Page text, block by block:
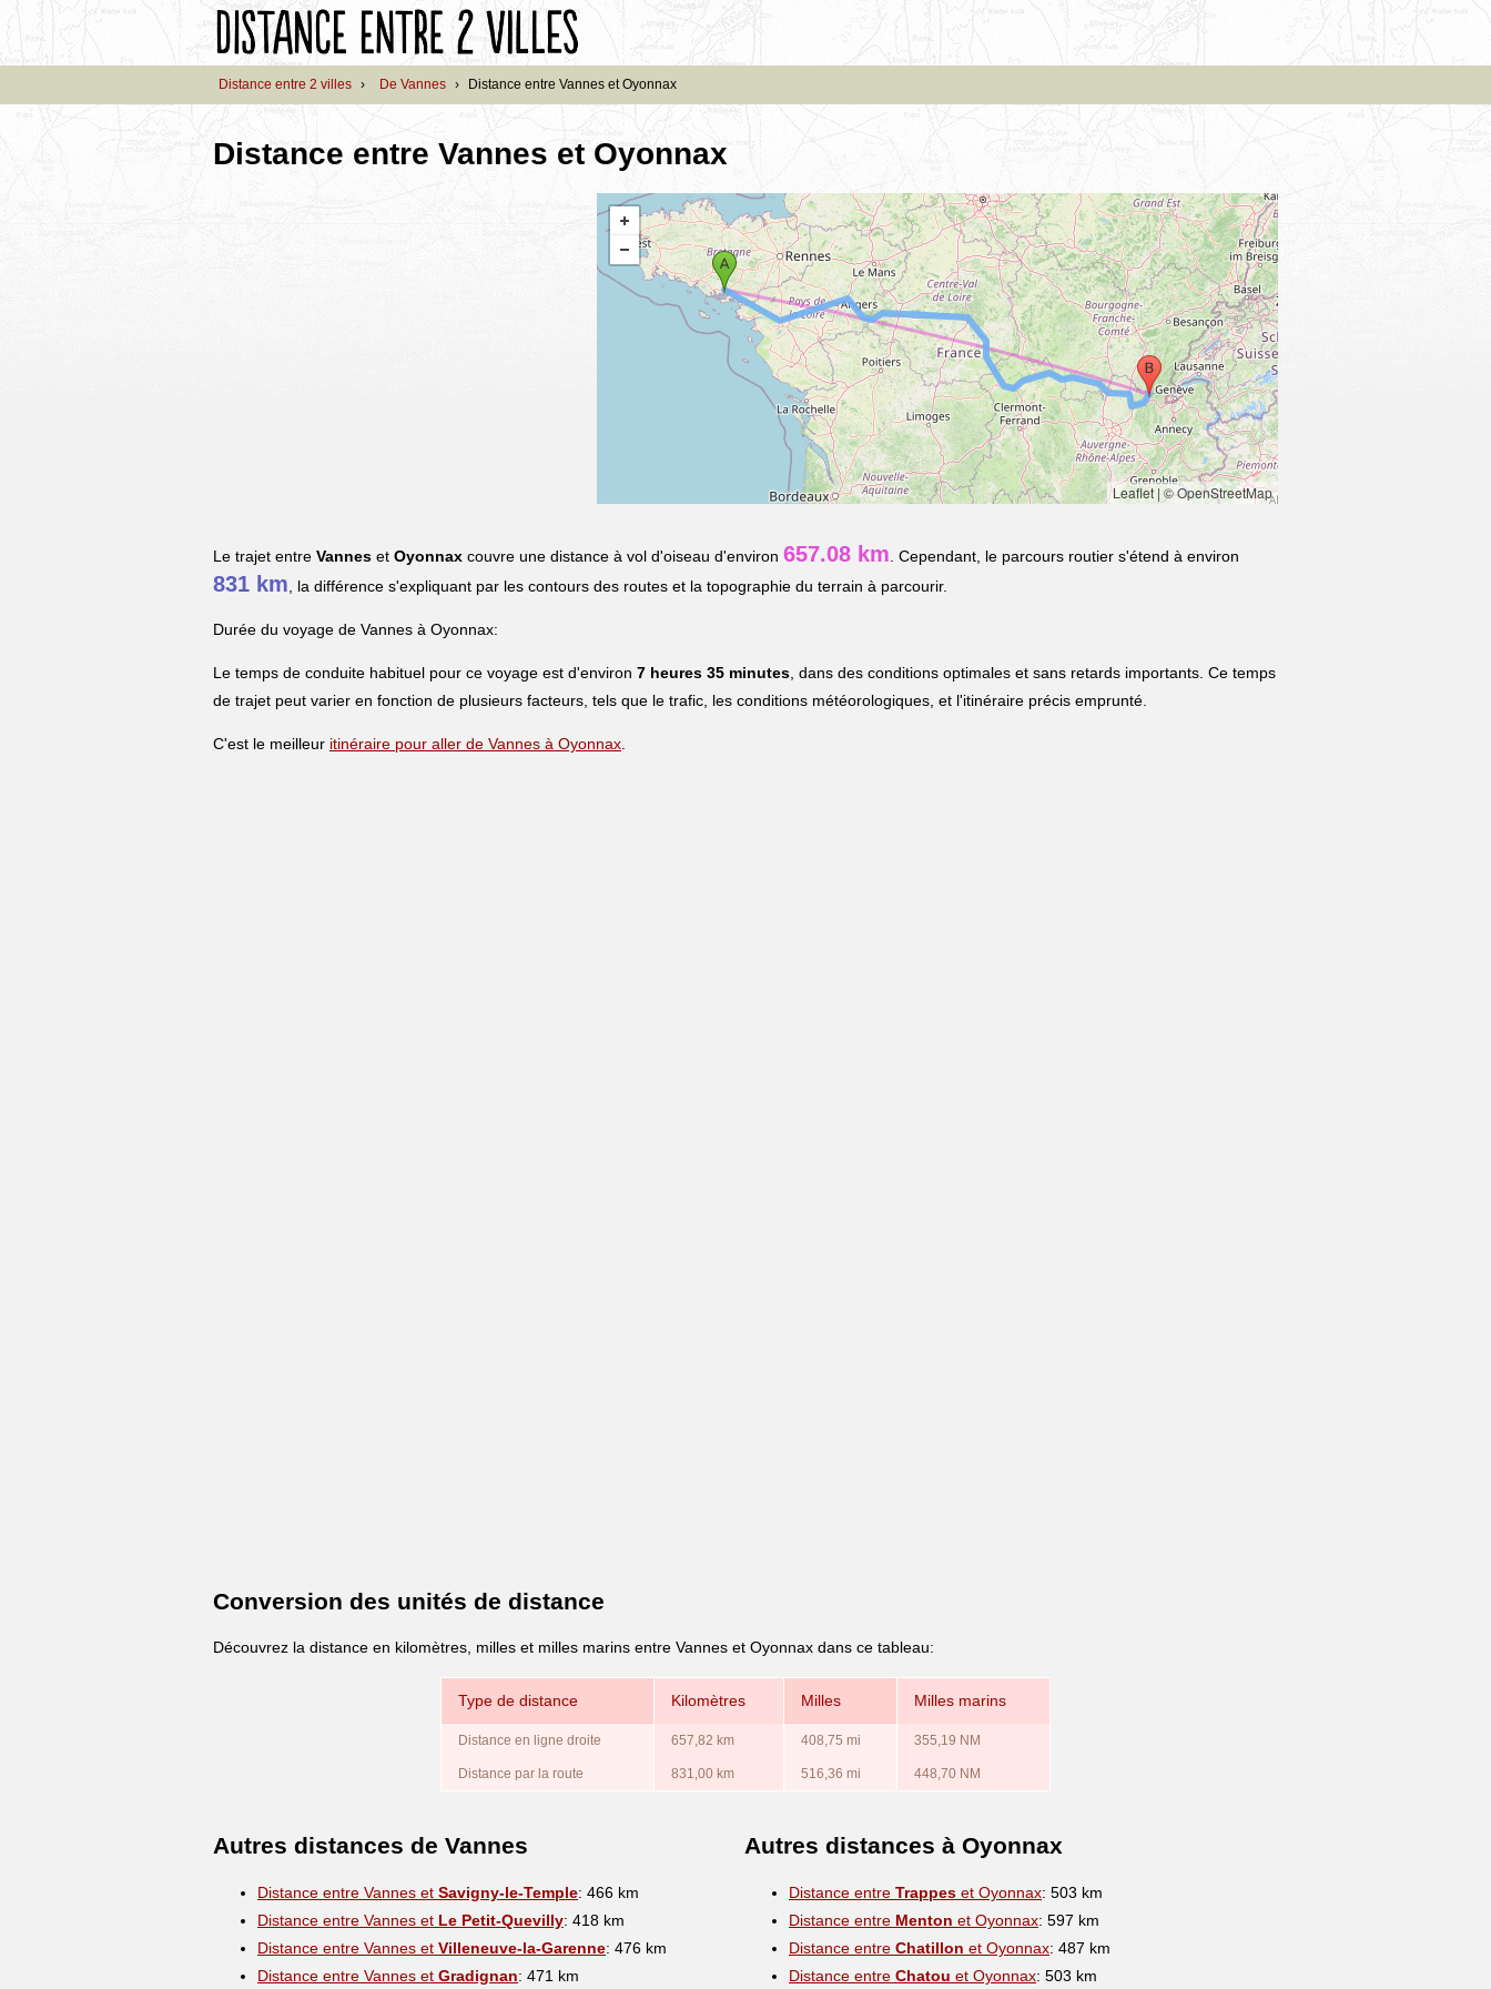
Distance entre 2 villes › De Vannes › Distance entre Vannes et Oyonnax
Distance entre Vannes et Oyonnax
Leaflet|© OpenStreetMap
Le trajet entre Vannes et Oyonnax couvre une distance à vol d'oiseau d'environ 657.08 km . Cependant, le parcours routier s'étend à environ
831 km , la différence s'expliquant par les contours des routes et la topographie du terrain à parcourir.
Durée du voyage de Vannes à Oyonnax:
Le temps de conduite habituel pour ce voyage est d'environ 7 heures 35 minutes , dans des conditions optimales et sans retards importants. Ce temps
de trajet peut varier en fonction de plusieurs facteurs, tels que le trafic, les conditions météorologiques, et l'itinéraire précis emprunté.
C'est le meilleur itinéraire pour aller de Vannes à Oyonnax
Conversion des unités de distance
Découvrez la distance en kilomètres, milles et milles marins entre Vannes et Oyonnax dans ce tableau:
Type de distance Kilomètres Milles Milles marins
Distance en ligne droite 657,82 km 408,75 mi 355,19 NM
Distance par la route 831,00 km 516,36 mi 448,70 NM
Autres distances de Vannes
Distance entre Vannes et Savigny-le-Temple: 466 km
Distance entre Vannes et Le Petit-Quevilly: 418 km
Distance entre Vannes et Villeneuve-la-Garenne: 476 km
Distance entre Vannes et Gradignan: 471 km
Autres distances à Oyonnax
Distance entre Trappes et Oyonnax: 503 km
Distance entre Menton et Oyonnax: 597 km
Distance entre Chatillon et Oyonnax: 487 km
Distance entre Chatou et Oyonnax: 503 km